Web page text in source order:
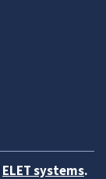
ELET systems.